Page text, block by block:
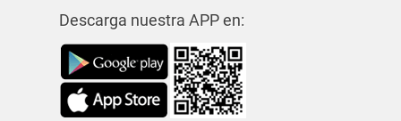
Descarga nuestra APP en: